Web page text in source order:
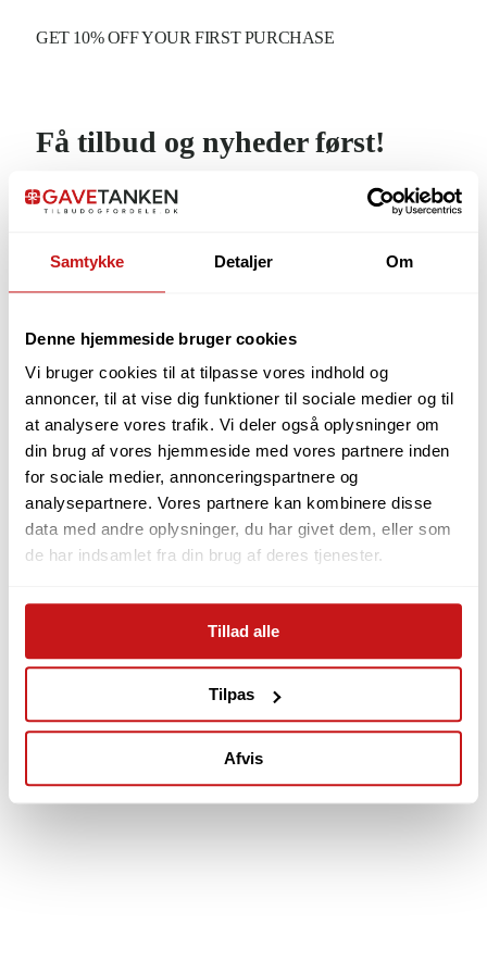
Samtykke Detaljer Om
Denne hjemmeside bruger cookies
Vi bruger cookies til at tilpasse vores indhold og
annoncer, til at vise dig funktioner til sociale medier og til
at analysere vores trafik. Vi deler også oplysninger om
din brug af vores hjemmeside med vores partnere inden
for sociale medier, annonceringspartnere og
analysepartnere. Vores partnere kan kombinere disse
data med andre oplysninger, du har givet dem, eller som
de har indsamlet fra din brug af deres tjenester.
Tillad alle
Tilpas
Afvis
GET 10% OFF YOUR FIRST PURCHASE
Få tilbud og nyheder først!
Jeg acceptererPrivatlivspolitikken.
Klik her - så er du tilmeldt